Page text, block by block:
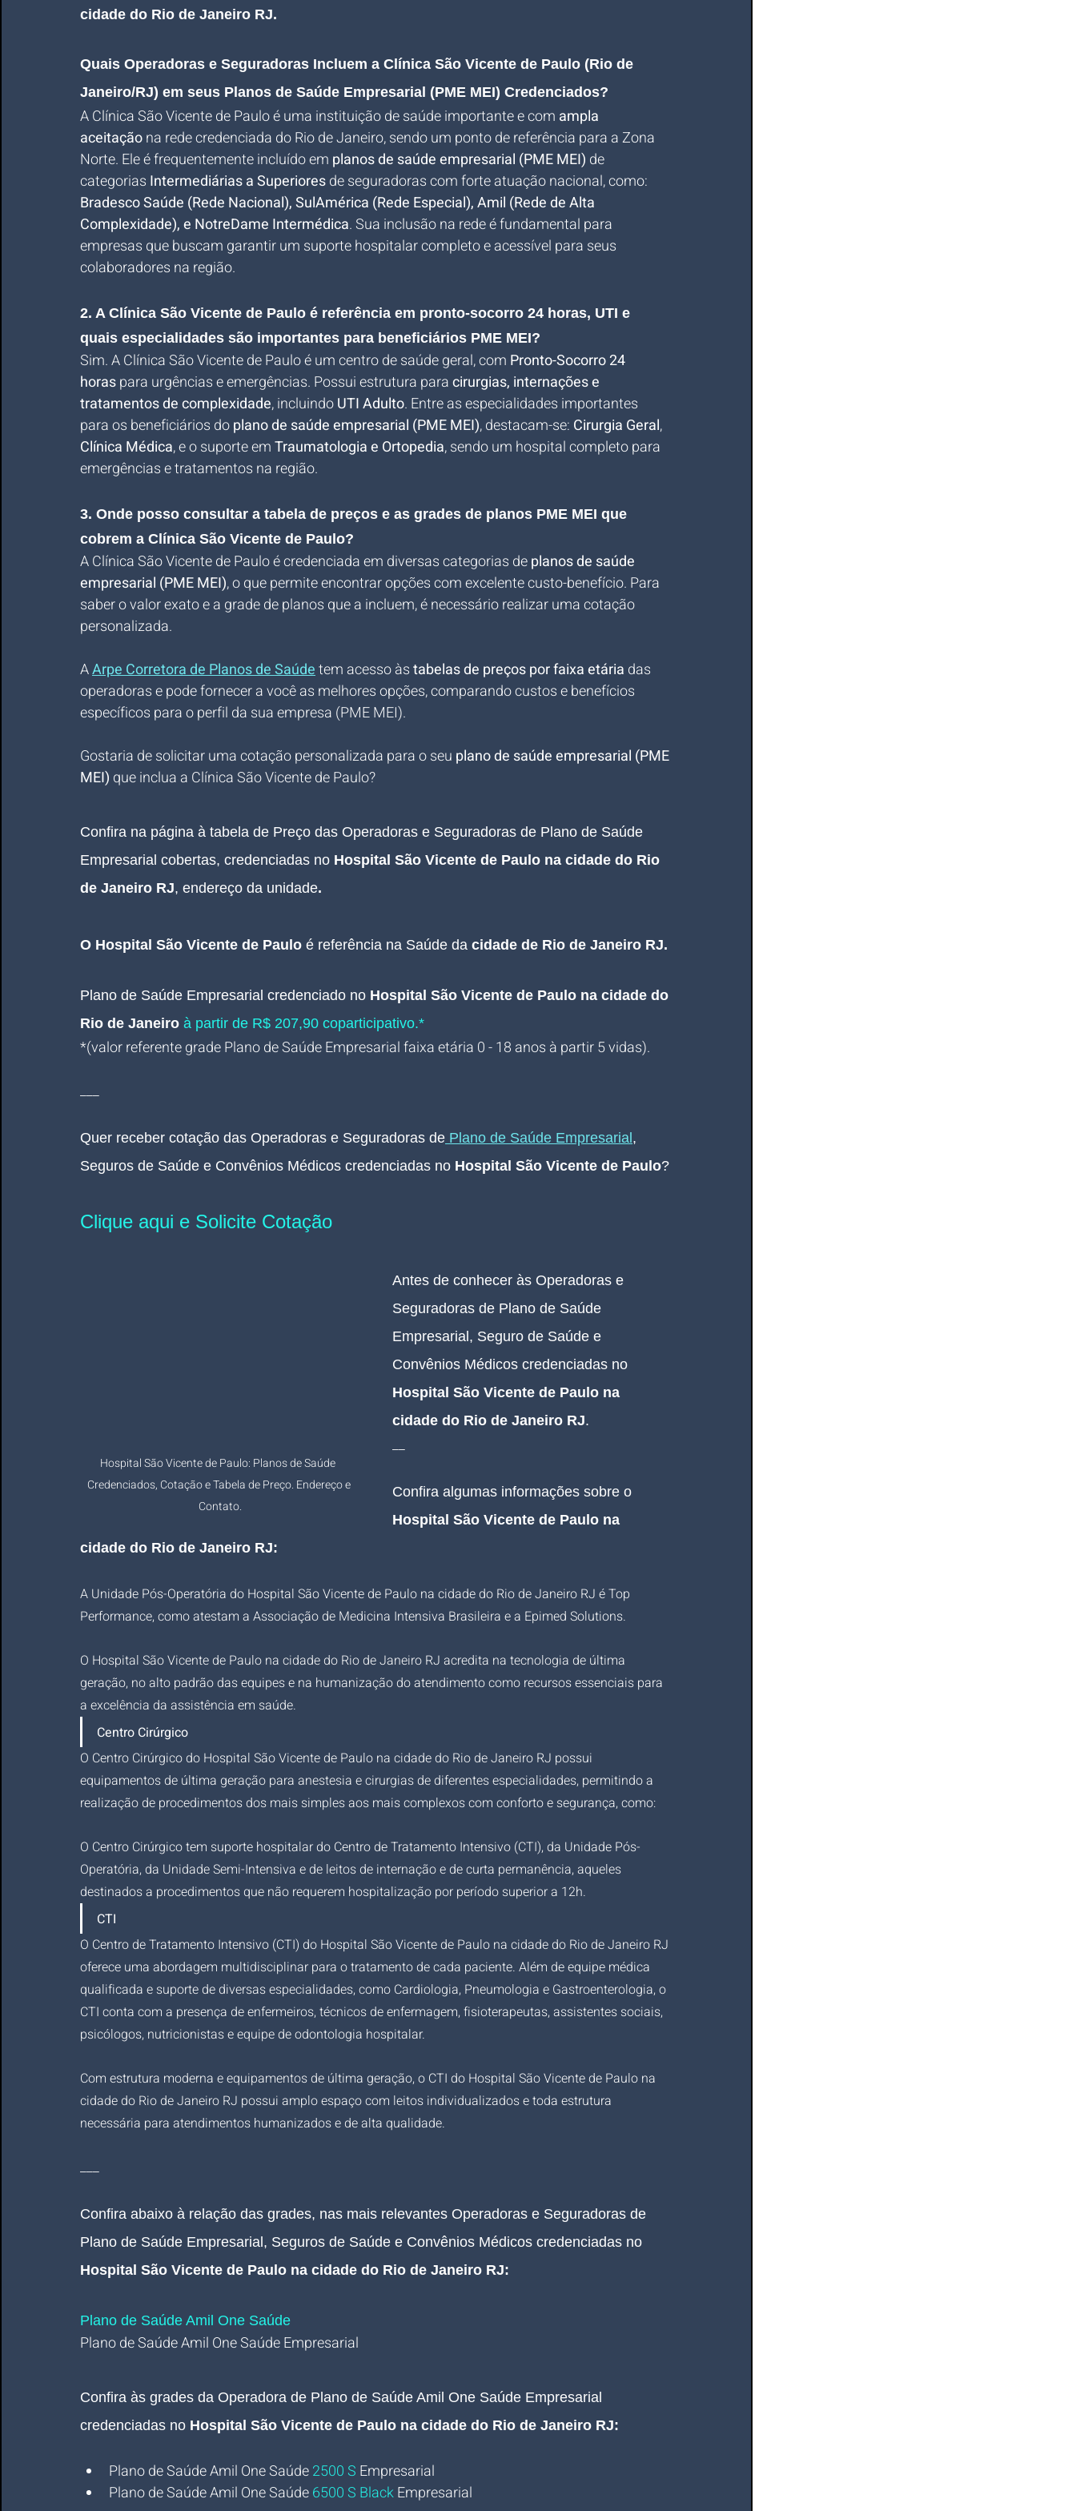
cidade do Rio de Janeiro RJ.
Quais Operadoras e Seguradoras Incluem a Clínica São Vicente de Paulo (Rio de
Janeiro/RJ) em seus Planos de Saúde Empresarial (PME MEI) Credenciados?
A Clínica São Vicente de Paulo é uma instituição de saúde importante e com ampla
aceitação na rede credenciada do Rio de Janeiro, sendo um ponto de referência para a Zona
Norte. Ele é frequentemente incluído em planos de saúde empresarial (PME MEI) de
categorias Intermediárias a Superiores de seguradoras com forte atuação nacional, como:
Bradesco Saúde (Rede Nacional), SulAmérica (Rede Especial), Amil (Rede de Alta
Complexidade), e NotreDame Intermédica. Sua inclusão na rede é fundamental para
empresas que buscam garantir um suporte hospitalar completo e acessível para seus
colaboradores na região.
2. A Clínica São Vicente de Paulo é referência em pronto-socorro 24 horas, UTI e
quais especialidades são importantes para beneficiários PME MEI?
Sim. A Clínica São Vicente de Paulo é um centro de saúde geral, com Pronto-Socorro 24
horas para urgências e emergências. Possui estrutura para cirurgias, internações e
tratamentos de complexidade, incluindo UTI Adulto. Entre as especialidades importantes
para os beneficiários do plano de saúde empresarial (PME MEI), destacam-se: Cirurgia Geral,
Clínica Médica, e o suporte em Traumatologia e Ortopedia, sendo um hospital completo para
emergências e tratamentos na região.
3. Onde posso consultar a tabela de preços e as grades de planos PME MEI que
cobrem a Clínica São Vicente de Paulo?
A Clínica São Vicente de Paulo é credenciada em diversas categorias de planos de saúde
empresarial (PME MEI), o que permite encontrar opções com excelente custo-benefício. Para
saber o valor exato e a grade de planos que a incluem, é necessário realizar uma cotação
personalizada.
A Arpe Corretora de Planos de Saúde tem acesso às tabelas de preços por faixa etária das
operadoras e pode fornecer a você as melhores opções, comparando custos e benefícios
específicos para o perfil da sua empresa (PME MEI).
Gostaria de solicitar uma cotação personalizada para o seu plano de saúde empresarial (PME
MEI) que inclua a Clínica São Vicente de Paulo?
Confira na página à tabela de Preço das Operadoras e Seguradoras de Plano de Saúde
Empresarial cobertas, credenciadas no Hospital São Vicente de Paulo na cidade do Rio
de Janeiro RJ, endereço da unidade.
O Hospital São Vicente de Paulo é referência na Saúde da cidade de Rio de Janeiro RJ.
Plano de Saúde Empresarial credenciado no Hospital São Vicente de Paulo na cidade do
Rio de Janeiro à partir de R$ 207,90 coparticipativo.*
*(valor referente grade Plano de Saúde Empresarial faixa etária 0 - 18 anos à partir 5 vidas).
___
Quer receber cotação das Operadoras e Seguradoras de Plano de Saúde Empresarial ,
Seguros de Saúde e Convênios Médicos credenciadas no Hospital São Vicente de Paulo?
Clique aqui e Solicite Cotação
Hospital São Vicente de Paulo: Planos de Saúde
Credenciados, Cotação e Tabela de Preço. Endereço e
Contato.
Antes de conhecer às Operadoras e
Seguradoras de Plano de Saúde
Empresarial, Seguro de Saúde e
Convênios Médicos credenciadas no
Hospital São Vicente de Paulo na
cidade do Rio de Janeiro RJ.
__
Confira algumas informações sobre o
Hospital São Vicente de Paulo na
cidade do Rio de Janeiro RJ:
A Unidade Pós-Operatória do Hospital São Vicente de Paulo na cidade do Rio de Janeiro RJ é Top
Performance, como atestam a Associação de Medicina Intensiva Brasileira e a Epimed Solutions.
O Hospital São Vicente de Paulo na cidade do Rio de Janeiro RJ acredita na tecnologia de última
geração, no alto padrão das equipes e na humanização do atendimento como recursos essenciais para
a excelência da assistência em saúde.
Centro Cirúrgico
O Centro Cirúrgico do Hospital São Vicente de Paulo na cidade do Rio de Janeiro RJ possui
equipamentos de última geração para anestesia e cirurgias de diferentes especialidades, permitindo a
realização de procedimentos dos mais simples aos mais complexos com conforto e segurança, como:
O Centro Cirúrgico tem suporte hospitalar do Centro de Tratamento Intensivo (CTI), da Unidade Pós-
Operatória, da Unidade Semi-Intensiva e de leitos de internação e de curta permanência, aqueles
destinados a procedimentos que não requerem hospitalização por período superior a 12h.
CTI
O Centro de Tratamento Intensivo (CTI) do Hospital São Vicente de Paulo na cidade do Rio de Janeiro RJ
oferece uma abordagem multidisciplinar para o tratamento de cada paciente. Além de equipe médica
qualificada e suporte de diversas especialidades, como Cardiologia, Pneumologia e Gastroenterologia, o
CTI conta com a presença de enfermeiros, técnicos de enfermagem, fisioterapeutas, assistentes sociais,
psicólogos, nutricionistas e equipe de odontologia hospitalar.
Com estrutura moderna e equipamentos de última geração, o CTI do Hospital São Vicente de Paulo na
cidade do Rio de Janeiro RJ possui amplo espaço com leitos individualizados e toda estrutura
necessária para atendimentos humanizados e de alta qualidade.
___
Confira abaixo à relação das grades, nas mais relevantes Operadoras e Seguradoras de
Plano de Saúde Empresarial, Seguros de Saúde e Convênios Médicos credenciadas no
Hospital São Vicente de Paulo na cidade do Rio de Janeiro RJ:
Plano de Saúde Amil One Saúde
Plano de Saúde Amil One Saúde Empresarial
Confira às grades da Operadora de Plano de Saúde Amil One Saúde Empresarial
credenciadas no Hospital São Vicente de Paulo na cidade do Rio de Janeiro RJ:
Plano de Saúde Amil One Saúde2500 S Empresarial
Plano de Saúde Amil One Saúde 6500 S BlackEmpresarial